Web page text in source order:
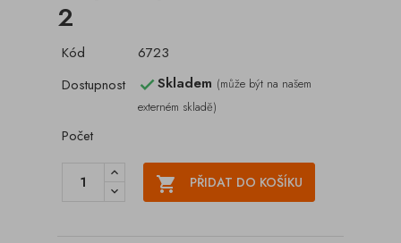
2
Kód
6723
Dostupnost
Skladem (může být na našem
externém skladě)
Počet
 PŘIDAT DO KOŠÍKU